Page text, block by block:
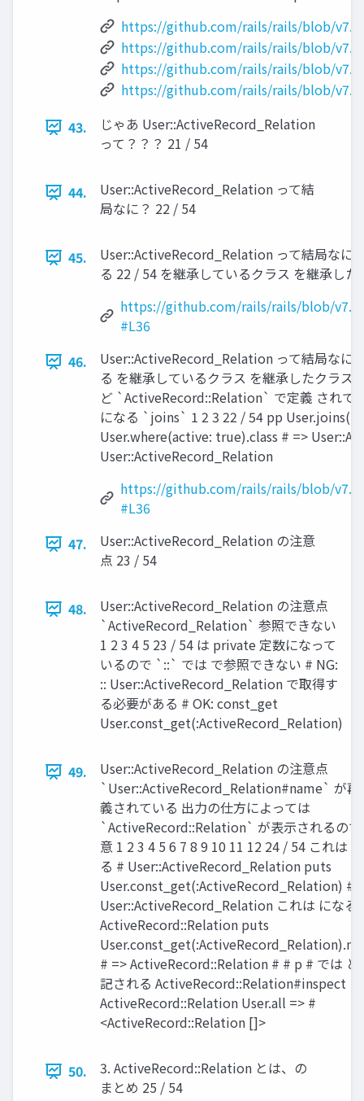
https://github.com/rails/rails/blob/
https://github.com/rails/rails/blob/
https://github.com/rails/rails/blob/
https://github.com/rails/rails/blob/
43.
じゃあ User::ActiveRecord_Relation
って？？？ 21 / 54
44.
User::ActiveRecord_Relation って結
局なに？ 22 / 54
45.
User::ActiveRecord_Relation って結局な
る 22 / 54 を継承しているクラス を継承し
https://github.com/rails/rails/blob/
#L36
46.
User::ActiveRecord_Relation って結局な
る を継承しているクラス を継承したクラ
ど `ActiveRecord::Relation` で定義 されて
になる `joins` 1 2 3 22 / 54 pp
User.where(active: true).class # =>
User::ActiveRecord_Relation
https://github.com/rails/rails/blob/
#L36
47.
User::ActiveRecord_Relation の注意
点 23 / 54
48.
User::ActiveRecord_Relation の注意点
`ActiveRecord_Relation` 参照できない
1 2 3 4 5 23 / 54 は private 定数になって
いるので `::` では で参照できない # NG:
:: User::ActiveRecord_Relation で取得す
る必要がある # OK: const_get
User.const_get(:ActiveRecord_Relation)
49.
User::ActiveRecord_Relation の注意点
`User::ActiveRecord_Relation#name` が再
義されている 出力の仕方によっては
`ActiveRecord::Relation` が表示されるの
意 1 2 3 4 5 6 7 8 9 10 11 12 24 / 54 これは
る # User::ActiveRecord_Relation puts
User.const_get(:ActiveRecord_Relation) #
User::ActiveRecord_Relation これは になる
ActiveRecord::Relation puts
# => ActiveRecord::Relation # # p # では と
記される ActiveRecord::Relation#inspect
ActiveRecord::Relation User.all => #
<ActiveRecord::Relation []>
50.
3. ActiveRecord::Relation とは、の
まとめ 25 / 54